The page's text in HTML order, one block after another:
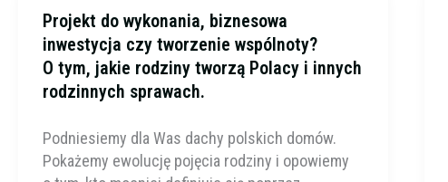
Projekt do wykonania, biznesowa
inwestycja czy tworzenie wspólnoty?
O tym, jakie rodziny tworzą Polacy i innych
rodzinnych sprawach.
Podniesiemy dla Was dachy polskich domów.
Pokażemy ewolucję pojęcia rodziny i opowiemy